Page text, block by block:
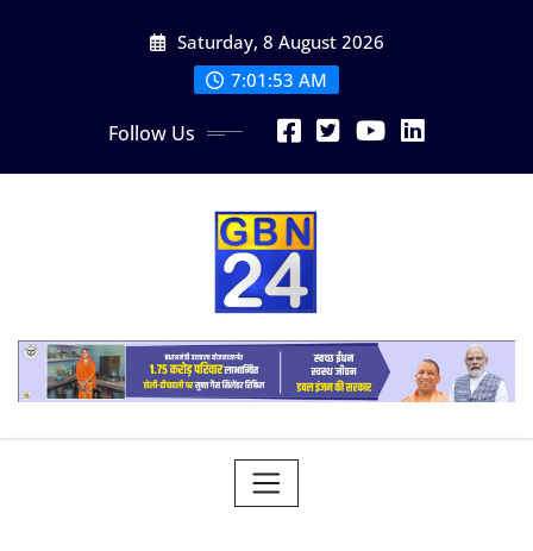
Saturday, 8 August 2026
7:01:54 AM
Follow Us